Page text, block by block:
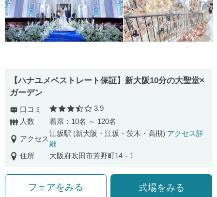
【ハナユメベストレート保証】新大阪10分の大聖堂×
ガーデン
口コミ 口コミ評価
3.9
人数
着席：10名 ～ 120名
アクセス
江坂駅 (新大阪・江坂・茨木・高槻) アクセス詳
細
住所
大阪府吹田市芳野町14－1
フェアをみる 式場をみる